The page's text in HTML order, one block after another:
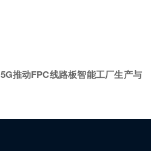
5G推动FPC线路板智能工厂生产与